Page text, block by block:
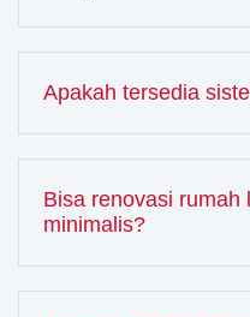
Apakah tersedia
Bisa renovasi rumah
minimalis?